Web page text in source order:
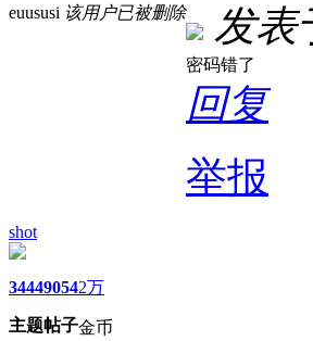
euususi 该用户已被删除 发表
密码错了
回复
举报
shot
3444
主题
9054
帖子
2万
金币